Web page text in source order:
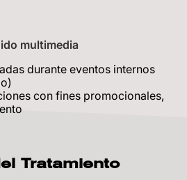
multimedia
durante eventos internos
con fines promocionales,
Tratamiento